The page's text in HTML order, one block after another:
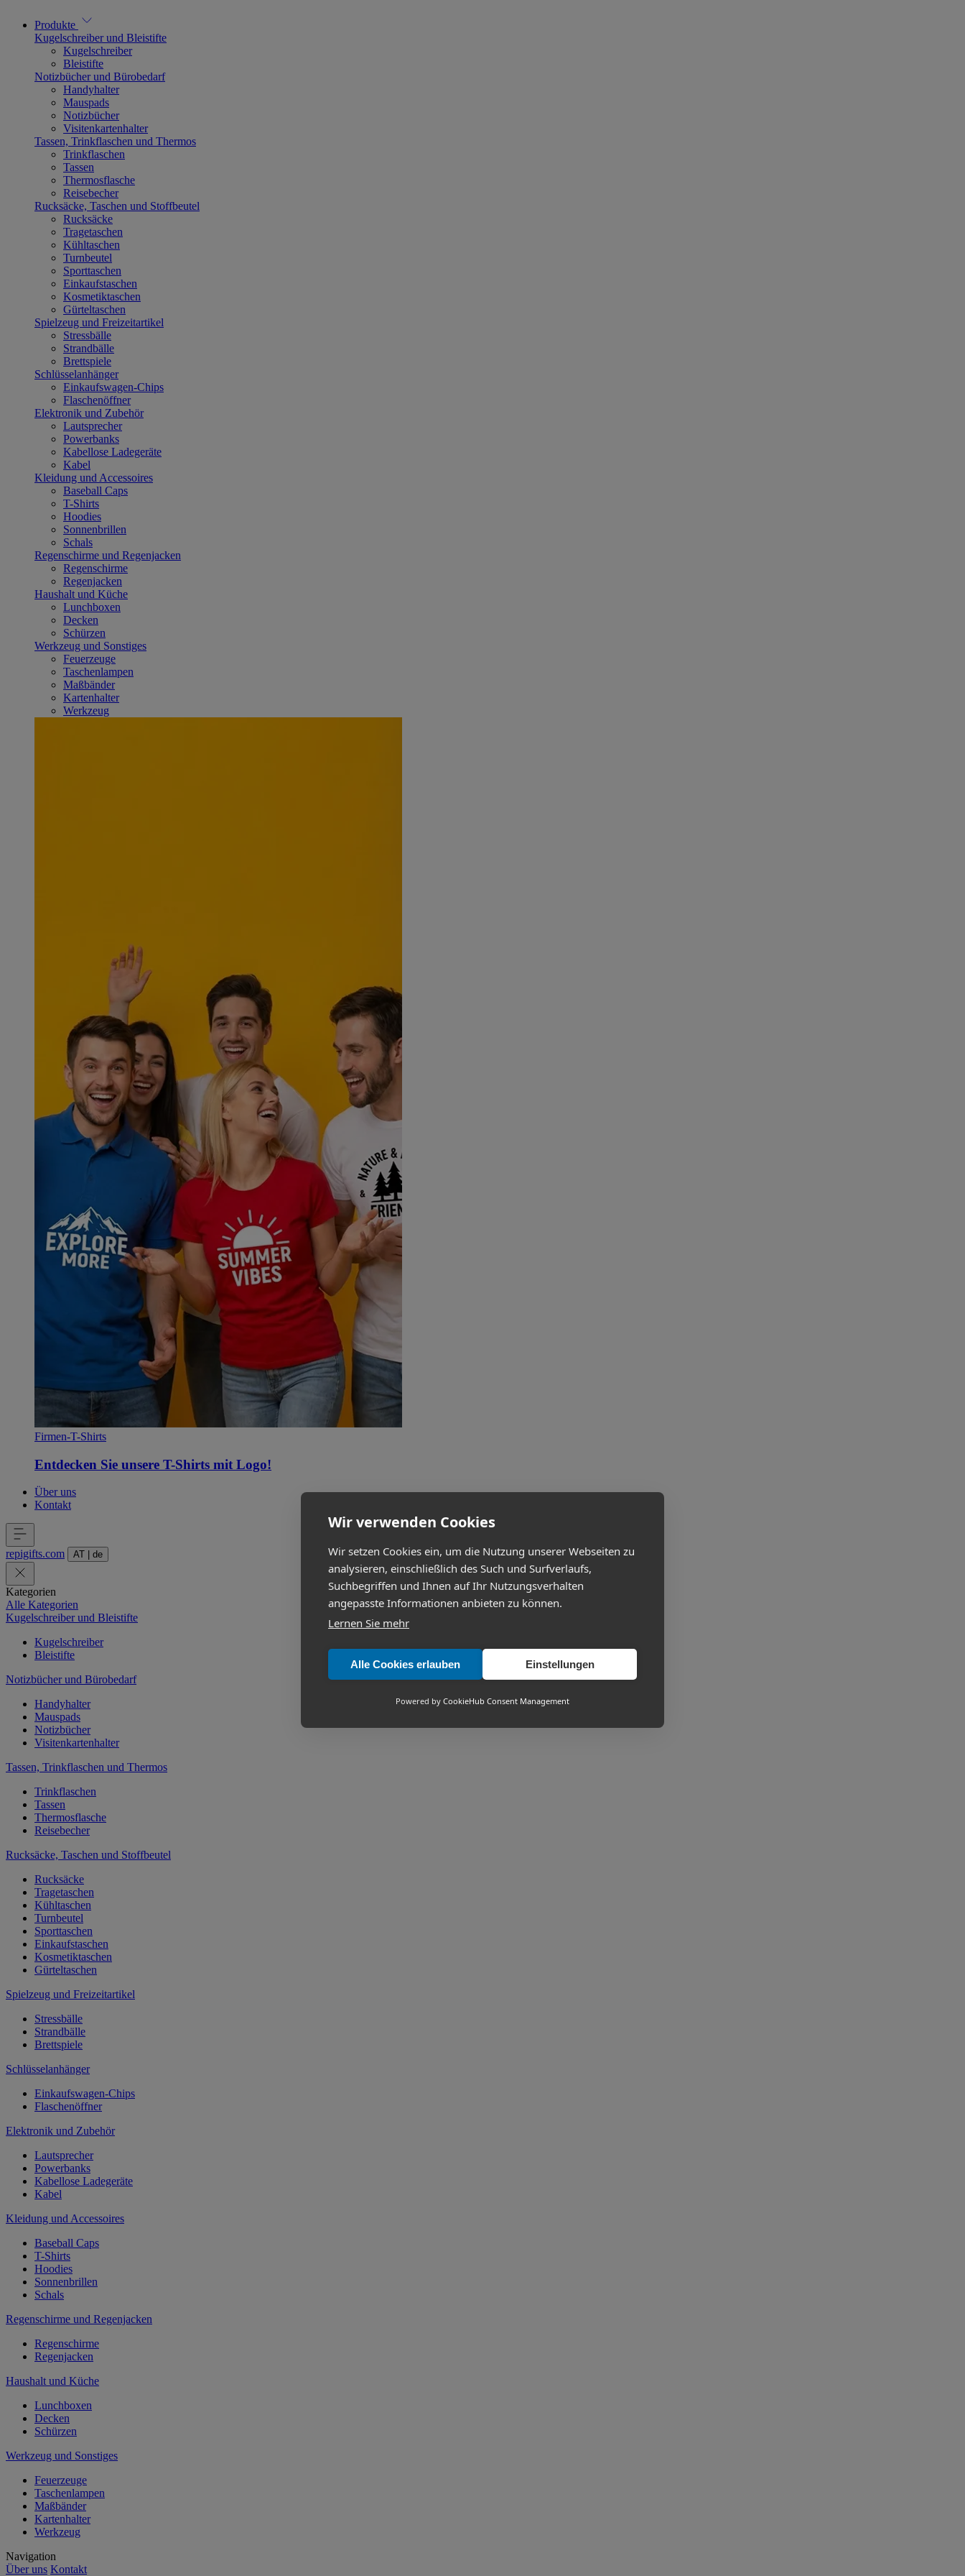
Wir verwenden Cookies
Wir setzen Cookies ein, um die Nutzung unserer Webseiten zu
analysieren, einschließlich des Such und Surfverlaufs,
Suchbegriffen und Ihnen auf Ihr Nutzungsverhalten
angepasste Informationen anbieten zu können.
Lernen Sie mehr
Alle Cookies erlauben Einstellungen
Powered by CookieHub Consent Management
Produkte
Kugelschreiber und Bleistifte
Kugelschreiber
Bleistifte
Notizbücher und Bürobedarf
Handyhalter
Mauspads
Notizbücher
Visitenkartenhalter
Tassen, Trinkflaschen und Thermos
Trinkflaschen
Tassen
Thermosflasche
Reisebecher
Rucksäcke, Taschen und Stoffbeutel
Rucksäcke
Tragetaschen
Kühltaschen
Turnbeutel
Sporttaschen
Einkaufstaschen
Kosmetiktaschen
Gürteltaschen
Spielzeug und Freizeitartikel
Stressbälle
Strandbälle
Brettspiele
Schlüsselanhänger
Einkaufswagen-Chips
Flaschenöffner
Elektronik und Zubehör
Lautsprecher
Powerbanks
Kabellose Ladegeräte
Kabel
Kleidung und Accessoires
Baseball Caps
T-Shirts
Hoodies
Sonnenbrillen
Schals
Regenschirme und Regenjacken
Regenschirme
Regenjacken
Haushalt und Küche
Lunchboxen
Decken
Schürzen
Werkzeug und Sonstiges
Feuerzeuge
Taschenlampen
Maßbänder
Kartenhalter
Werkzeug
Firmen-T-Shirts
Entdecken Sie unsere T-Shirts mit Logo!
Über uns
Kontakt
repigifts.com AT de
Kategorien
Alle Kategorien
Kugelschreiber und Bleistifte
Kugelschreiber
Bleistifte
Notizbücher und Bürobedarf
Handyhalter
Mauspads
Notizbücher
Visitenkartenhalter
Tassen, Trinkflaschen und Thermos
Trinkflaschen
Tassen
Thermosflasche
Reisebecher
Rucksäcke, Taschen und Stoffbeutel
Rucksäcke
Tragetaschen
Kühltaschen
Turnbeutel
Sporttaschen
Einkaufstaschen
Kosmetiktaschen
Gürteltaschen
Spielzeug und Freizeitartikel
Stressbälle
Strandbälle
Brettspiele
Schlüsselanhänger
Einkaufswagen-Chips
Flaschenöffner
Elektronik und Zubehör
Lautsprecher
Powerbanks
Kabellose Ladegeräte
Kabel
Kleidung und Accessoires
Baseball Caps
T-Shirts
Hoodies
Sonnenbrillen
Schals
Regenschirme und Regenjacken
Regenschirme
Regenjacken
Haushalt und Küche
Lunchboxen
Decken
Schürzen
Werkzeug und Sonstiges
Feuerzeuge
Taschenlampen
Maßbänder
Kartenhalter
Werkzeug
Navigation
Über uns Kontakt